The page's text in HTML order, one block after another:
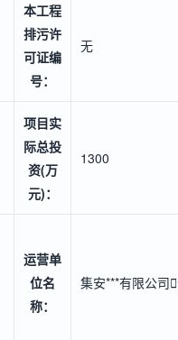
本工程
排污许
可证编
号：
无
项目实
际总投
资(万
元)：
1300
运营单
位名
称：
集安***有限公司